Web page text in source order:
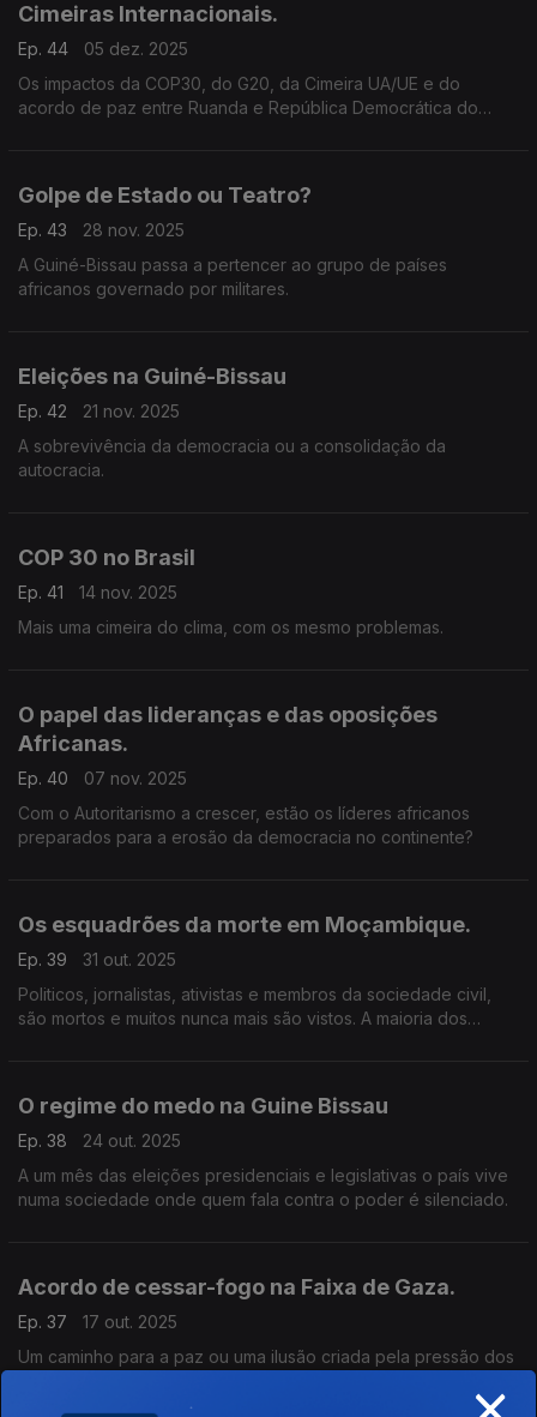
Cimeiras Internacionais.
Ep. 44
05 dez. 2025
Os impactos da COP30, do G20, da Cimeira UA/UE e do
acordo de paz entre Ruanda e República Democrática do
Golpe de Estado ou Teatro?
Ep. 43
28 nov. 2025
A Guiné-Bissau passa a pertencer ao grupo de países
africanos governado por militares.
Eleições na Guiné-Bissau
Ep. 42
21 nov. 2025
A sobrevivência da democracia ou a consolidação da
autocracia.
COP 30 no Brasil
Ep. 41
14 nov. 2025
Mais uma cimeira do clima, com os mesmo problemas.
O papel das lideranças e das oposições
Africanas.
Ep. 40
07 nov. 2025
Com o Autoritarismo a crescer, estão os líderes africanos
preparados para a erosão da democracia no continente?
Os esquadrões da morte em Moçambique.
Ep. 39
31 out. 2025
Politicos, jornalistas, ativistas e membros da sociedade civil,
são mortos e muitos nunca mais são vistos. A maioria dos
O regime do medo na Guine Bissau
Ep. 38
24 out. 2025
A um mês das eleições presidenciais e legislativas o país vive
numa sociedade onde quem fala contra o poder é silenciado.
Acordo de cessar-fogo na Faixa de Gaza.
Ep. 37
17 out. 2025
Um caminho para a paz ou uma ilusão criada pela pressão dos